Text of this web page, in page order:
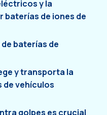
y la
de iones de
baterías de
y transporta la
de vehículos
golpes es crucial